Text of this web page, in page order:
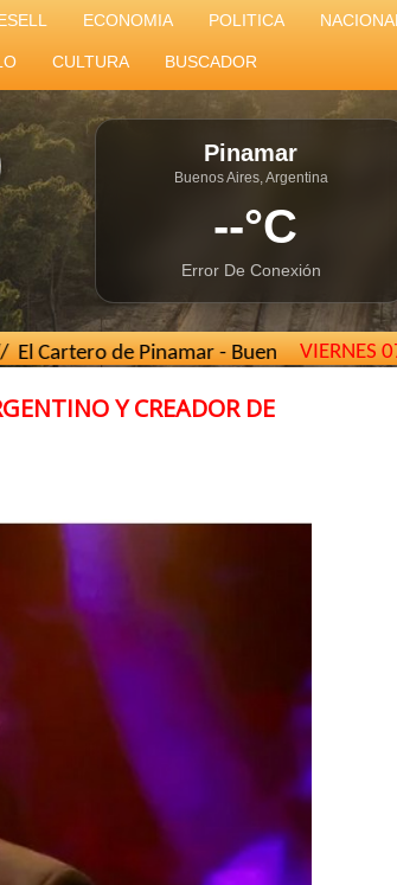
ECONOMIA POLITICA NACIONAL
CULTURA BUSCADOR
Pinamar
Buenos Aires, Argentina
--°C
Error De Conexión
- Buenos Aires - Argentina //
VIERNES
Y CREADOR DE